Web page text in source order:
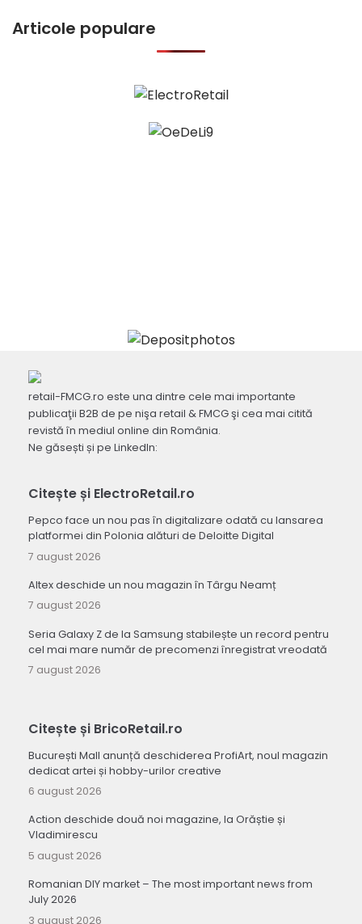
Articole populare
retail-FMCG.ro este una dintre cele mai importante
publicaţii B2B de pe nişa retail & FMCG şi cea mai citită
revistă în mediul online din România.
Ne găsești și pe LinkedIn:
Citește și ElectroRetail.ro
Pepco face un nou pas în digitalizare odată cu lansarea
platformei din Polonia alături de Deloitte Digital
7 august 2026
Altex deschide un nou magazin în Târgu Neamț
7 august 2026
Seria Galaxy Z de la Samsung stabilește un record pentru
cel mai mare număr de precomenzi înregistrat vreodată
7 august 2026
Citește și BricoRetail.ro
București Mall anunță deschiderea ProfiArt, noul magazin
dedicat artei și hobby-urilor creative
6 august 2026
Action deschide două noi magazine, la Orăștie și
Vladimirescu
5 august 2026
Romanian DIY market – The most important news from
July 2026
3 august 2026